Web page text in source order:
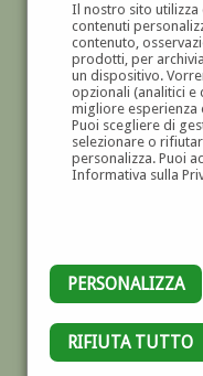
Il nostro sito utilizza
contenuti
contenuto,
prodotti, per
un dispositivo.
opzionali (analitici
migliore esperienza
Puoi scegliere di
selezionare o
personalizza. Puoi
Informativa sulla
PERSONALIZZA
RIFIUTA TUTTO
DIPINTI